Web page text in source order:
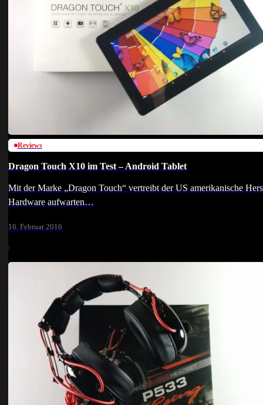
Reviews
Dragon Touch X10 im Test – Android Tablet
Mit der Marke „Dragon Touch“ vertreibt der US amerikanische
Hardware aufwarten…
16. Februar 2016